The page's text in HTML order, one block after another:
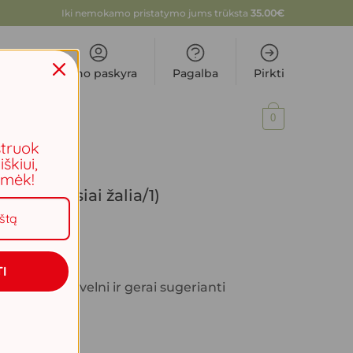
Iki nemokamo pristatymo jums trūksta 35.00€
Mano paskyra Pagalba Pirkti
0
(tamsiai žalia/1)
Ypač švelni ir gerai sugerianti